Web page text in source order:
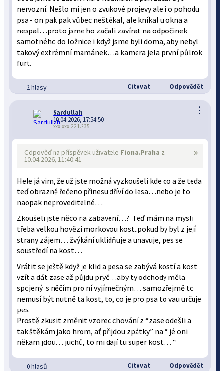
nervozní. Nešlo mi jen o zvukové projevy ale i o pohodu
psa - on pak pak vůbec neštěkal, ale kníkal u okna a
nespal…proto jsme ho začali zavírat na odpočinek
samotného do ložnice i když jsme byli doma, aby nebyl
takový extrémní mamánek…a kamera jela první půlrok
furt.
2 hlasy Citovat Odpovědět
⋮
Sardullah
10.04.2026, 17:54:50
xxx.xxx.221.235
»
Odpověď na příspěvek uživatele Fiona.Praha z
10.04.2026, 11:40:41
Hele já vim, že už jste možná vyzkoušeli kde co a že teda
teď obrazně řečeno přinesu dříví do lesa…nebo je to
naopak neproveditelné…
Zkoušeli jste něco na zabavení…? Teď mám na mysli
třeba velkou hovězí morkovou kost..pokud by byl z její
strany zájem… žvýkání uklidňuje a unavuje, pes se
soustředí na kost…
Vrátit se ještě když je klid a pesa se zabývá kostí a kost
vzít a dát zase až půjdu pryč…aby ty odchody měla
spojený s něčím pro ní vyjímečným… samozřejmě to
nemusí být nutně ta kost, to, co je pro psa to vau určuje
pes.
Prostě zkusit změnit vzorec chování z “zase odešli a
tak štěkám jako hrom, ať přijdou zpátky” na “ jé oni
někam jdou… juchů, to mi dají tu super kost… “
0 hlasů Citovat Odpovědět